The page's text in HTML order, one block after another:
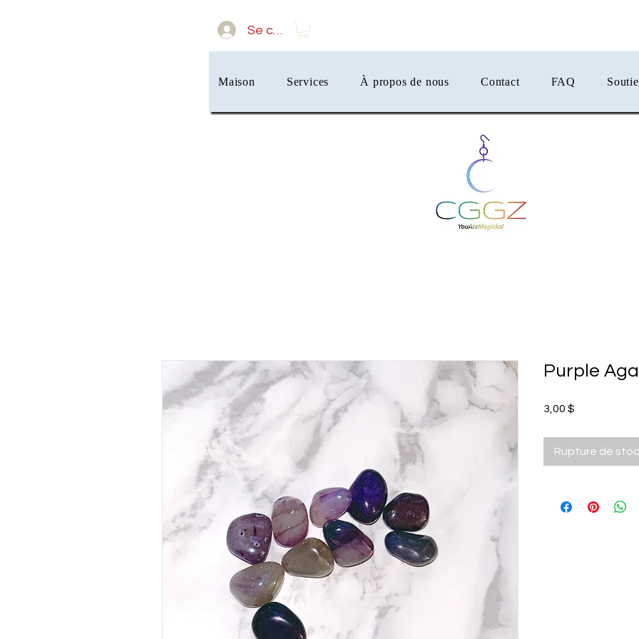
Se connecter
Maison Services À propos de nous Contact FAQ
Purple
3,00 $
Rupture de